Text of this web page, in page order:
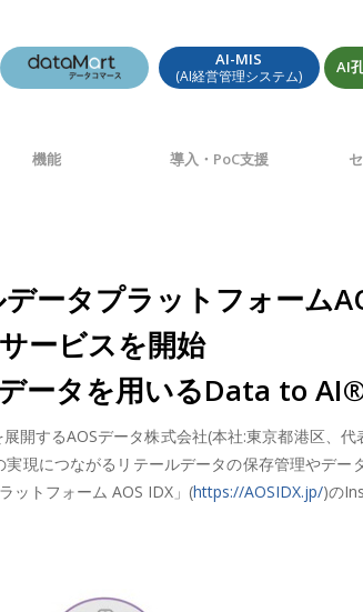
AI-MIS
(AI経営管理システム) AI
機能 導入・PoC支援
ータプラットフォーム
ービスを開始
ータを用いるData to
するAOSデータ株式会社(本社:東京都港区、
につながるリテールデータの保存管理やデー
ットフォーム AOS IDX」(https://AOSIDX.jp/)の